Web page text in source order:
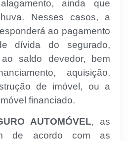
ainda que
Nesses casos, a
ao pagamento
dívida do segurado,
ao saldo devedor, bem
aquisição,
de imóvel, ou a
financiado.
AUTOMÓVEL, as
de acordo com as